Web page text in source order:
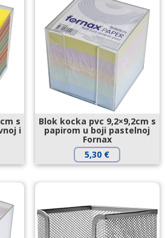
s
i
Blok kocka pvc 9,2×9,2cm s
papirom u boji pastelnoj
Fornax
5,30 €